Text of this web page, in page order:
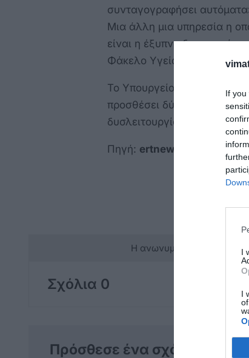
If
I
I
συνταγογραφήσει
Μια άλλη μια υπηρεσία η
είναι η έξυπνη δημιουργία
Φάκελο Υγείας του
Το Υπουργείο Υγείας από
προσθέσει δύο νέα
δυσλειτουργίας και για
Πηγή: ertnews.gr
Η ανωνυμία είναι το
Σχόλια 0
Πρόσθεσε ένα σχόλιο